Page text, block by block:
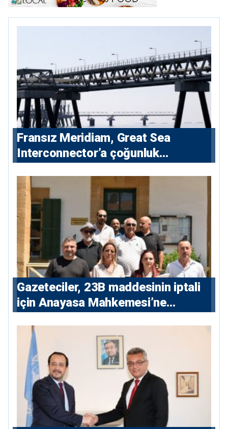
Fransız Meridiam, Great Sea
Interconnector’a çoğunluk
Gazeteciler, 23B maddesinin iptali
için Anayasa Mahkemesi’ne